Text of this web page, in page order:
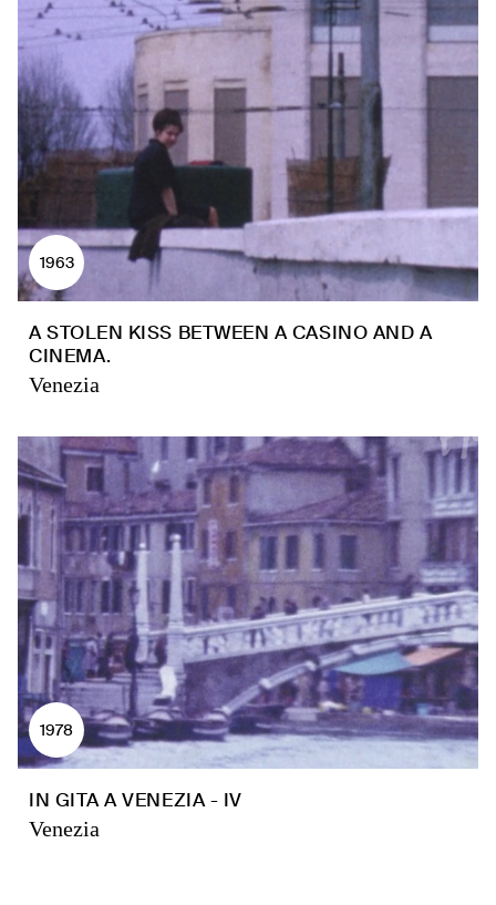
1963
A STOLEN KISS BETWEEN A CASINO AND A
CINEMA.
Venezia
1978
IN GITA A VENEZIA - IV
Venezia